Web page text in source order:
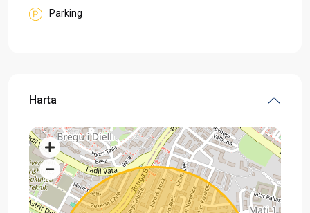
Parking
Harta